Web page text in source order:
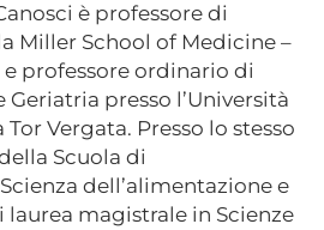
è professore di
Miller School of Medicine –
professore ordinario di
presso l’Università
Vergata. Presso lo stesso
Scuola di
dell’alimentazione e
laurea magistrale in Scienze